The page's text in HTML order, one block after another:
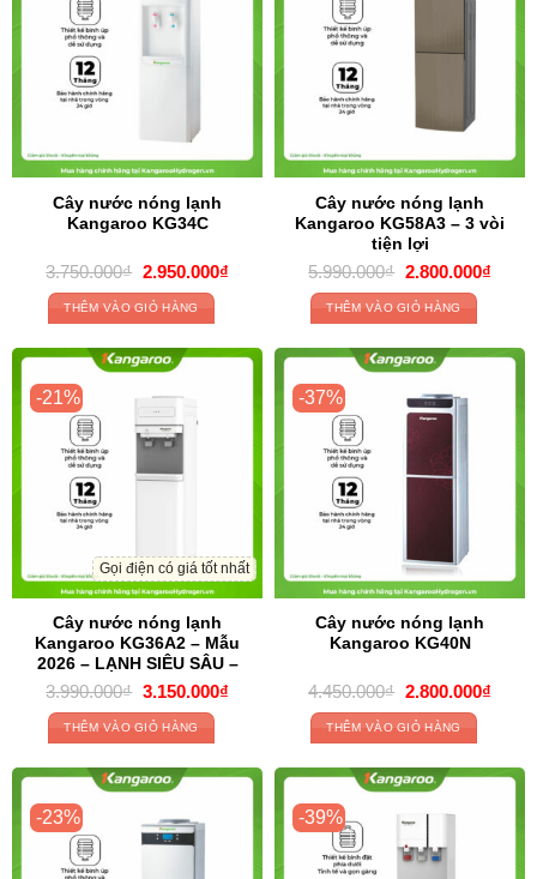
Cây nước nóng lạnh
Kangaroo KG34C
3.750.000₫ Original
price
was:
3.750.000₫.
2.950.000₫Current
2.950.000₫.
THÊM VÀO GIỎ HÀNG
Cây nước nóng lạnh
Kangaroo KG58A3 – 3 vòi
tiện lợi
5.990.000₫ Original
price
was:
5.990.000₫.
2.800.000₫
THÊM VÀO GIỎ HÀNG
-21%
Gọi điện có giá tốt nhất
Cây nước nóng lạnh
Kangaroo KG36A2 – Mẫu
2026 – LẠNH SIÊU SÂU –
SIÊU BỀN
3.990.000₫ Original
price
was:
3.990.000₫.
3.150.000₫Current
3.150.000₫.
THÊM VÀO GIỎ HÀNG
-37%
Cây nước nóng lạnh
Kangaroo KG40N
4.450.000₫ Original
price
was:
4.450.000₫.
2.800.000₫
THÊM VÀO GIỎ HÀNG
-23% -39%